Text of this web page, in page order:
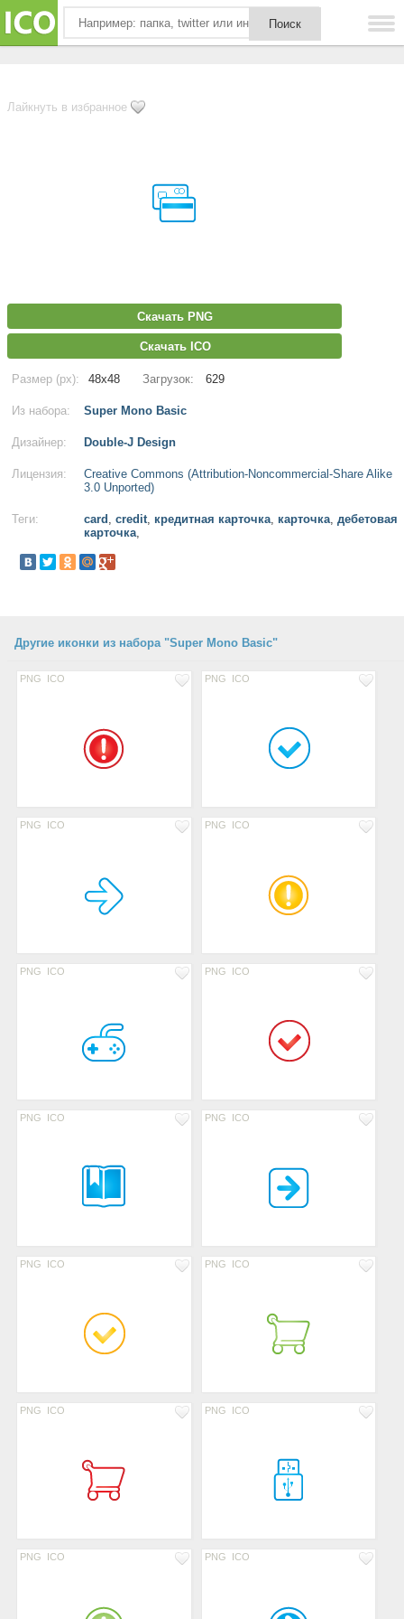
Лайкнуть в избранное
Скачать PNG
Скачать ICO
Размер (px): 48x48 Загрузок: 629
Из набора: Super Mono Basic
Дизайнер: Double-J Design
Лицензия:
Creative Commons (Attribution-Noncommercial-Share Alike
3.0 Unported)
Теги: card , credit, кредитная карточка, карточка, дебетовая
карточка,
Другие иконки из набора "Super Mono Basic"
PNG ICO PNG ICO
PNG ICO PNG ICO
PNG ICO PNG ICO
PNG ICO PNG ICO
PNG ICO PNG ICO
PNG ICO PNG ICO
PNG ICO PNG ICO